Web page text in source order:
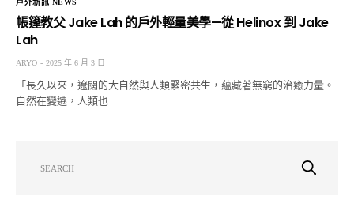
戶外新訊 NEWS
帳篷教父 Jake Lah 的戶外輕量美學—從 Helinox 到 Jake
Lah
ARYO 2025 年 6 月 3 日
「長久以來，遼闊的大自然與人類緊密共生，蘊藏著無窮的治癒力量。
自然在變遷，人類也…